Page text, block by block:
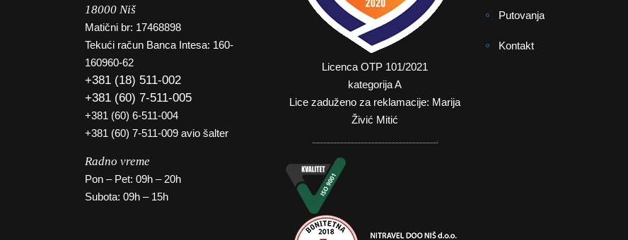
18000 Niš
Matični br: 17468898
Tekući račun Banca Intesa: 160-
160960-62
+381 (18) 511-002
+381 (60) 7-511-005
+381 (60) 6-511-004
+381 (60) 7-511-009 avio šalter
Radno vreme
Pon – Pet: 09h – 20h
Subota: 09h – 15h
Licenca OTP 101/2021
kategorija A
Lice zaduženo za reklamacije: Marija
Živić Mitić
Putovanja
Kontakt